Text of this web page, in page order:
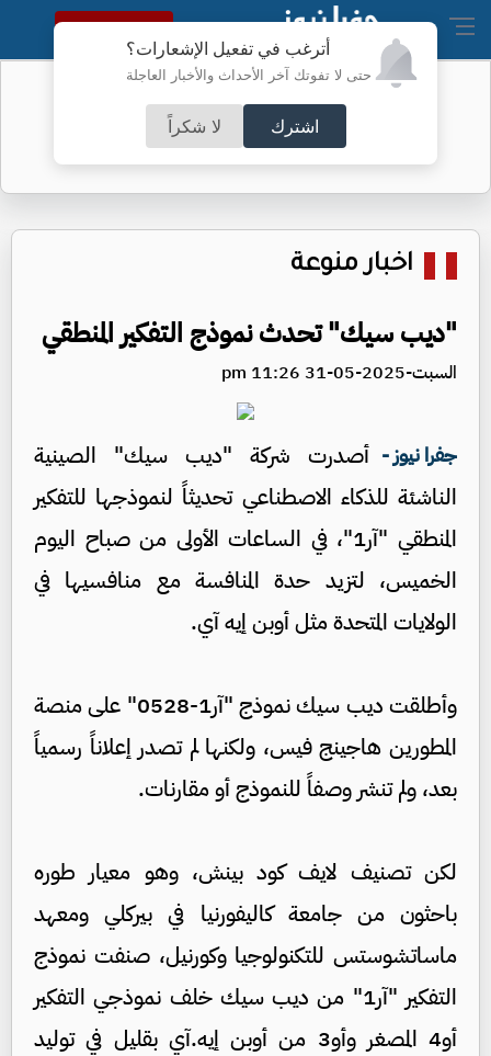
أترغب في تفعيل الإشعارات؟
حتى لا تفوتك آخر الأحداث والأخبار العاجلة
اشترك لا شكراً
النسخة الكاملة
اخبار منوعة
"ديب سيك" تحدث نموذج التفكير المنطقي
السبت-2025-05-31 11:26 pm
جفرا نيوز - أصدرت شركة "ديب سيك" الصينية
الناشئة للذكاء الاصطناعي تحديثاً لنموذجها للتفكير
المنطقي "آر1"، في الساعات الأولى من صباح اليوم
الخميس، لتزيد حدة المنافسة مع منافسيها في
الولايات المتحدة مثل أوبن إيه آي.
وأطلقت ديب سيك نموذج "آر1-0528" على منصة
المطورين هاجينج فيس، ولكنها لم تصدر إعلاناً رسمياً
بعد، ولم تنشر وصفاً للنموذج أو مقارنات.
لكن تصنيف لايف كود بينش، وهو معيار طوره
باحثون من جامعة كاليفورنيا في بيركلي ومعهد
ماساتشوستس للتكنولوجيا وكورنيل، صنفت نموذج
التفكير "آر1" من ديب سيك خلف نموذجي التفكير
أو4 المصغر وأو3 من أوبن إيه.آي بقليل في توليد